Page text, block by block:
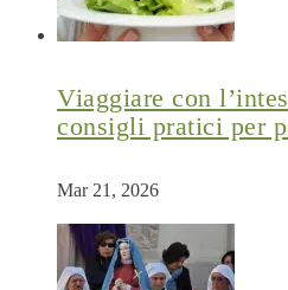
Viaggiare con
consigli pratici per
Mar 21, 2026